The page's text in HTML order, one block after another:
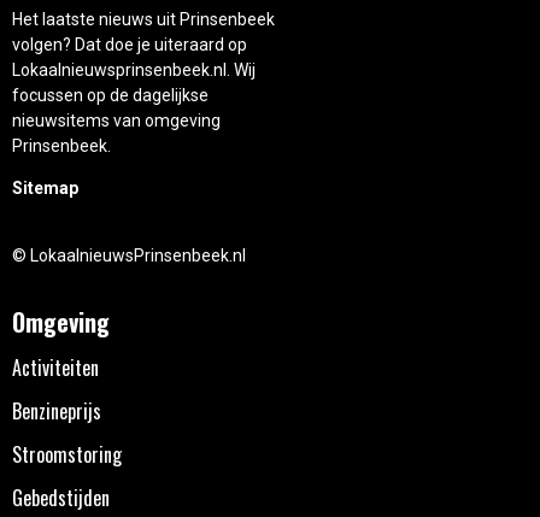
Het laatste nieuws uit Prinsenbeek
volgen? Dat doe je uiteraard op
Lokaalnieuwsprinsenbeek.nl. Wij
focussen op de dagelijkse
nieuwsitems van omgeving
Prinsenbeek.
Sitemap
© LokaalnieuwsPrinsenbeek.nl
Omgeving
Activiteiten
Benzineprijs
Stroomstoring
Gebedstijden